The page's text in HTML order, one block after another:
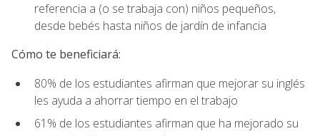
referencia a (o se trabaja con) niños pequeños,
desde bebés hasta niños de jardín de infancia
Cómo te beneficiará:
80% de los estudiantes afirman que mejorar su inglés
les ayuda a ahorrar tiempo en el trabajo
61% de los estudiantes afirman que ha mejorado su